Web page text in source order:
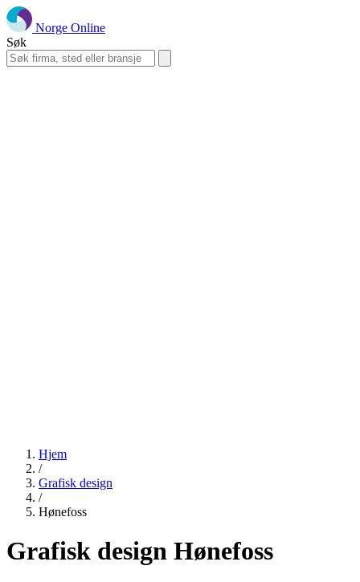
Norge Online
Søk
Hjem
/
Grafisk design
/
Hønefoss
Grafisk design Hønefoss